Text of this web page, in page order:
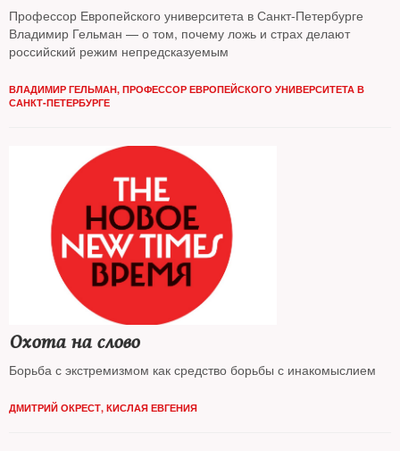
Профессор Европейского университета в Санкт-Петербурге
Владимир Гельман — о том, почему ложь и страх делают
российский режим непредсказуемым
ВЛАДИМИР ГЕЛЬМАН, ПРОФЕССОР ЕВРОПЕЙСКОГО УНИВЕРСИТЕТА В
САНКТ-ПЕТЕРБУРГЕ
Охота на слово
Борьба с экстремизмом как средство борьбы с инакомыслием
ДМИТРИЙ ОКРЕСТ, КИСЛАЯ ЕВГЕНИЯ